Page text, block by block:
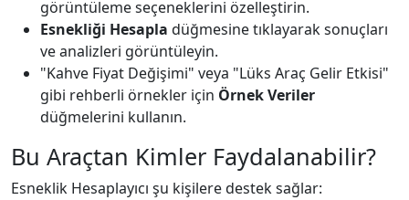
görüntüleme seçeneklerini özelleştirin.
Esnekliği Hesapla düğmesine tıklayarak sonuçları
ve analizleri görüntüleyin.
"Kahve Fiyat Değişimi" veya "Lüks Araç Gelir Etkisi"
gibi rehberli örnekler için Örnek Veriler
düğmelerini kullanın.
Bu Araçtan Kimler Faydalanabilir?
Esneklik Hesaplayıcı şu kişilere destek sağlar: